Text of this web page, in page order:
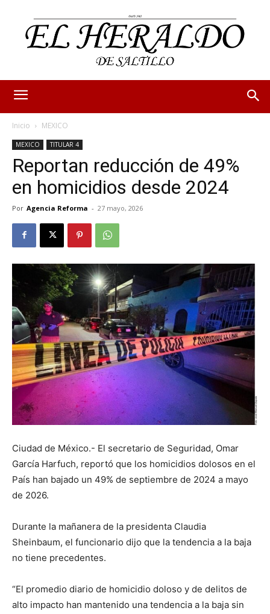
Inicio MEXICO
MEXICO TITULAR 4
Reportan reducción de 49%
en homicidios desde 2024
Por Agencia Reforma - 27 mayo, 2026
Ciudad de México.- El secretario de Seguridad, Omar
García Harfuch, reportó que los homicidios dolosos en el
País han bajado un 49% de septiembre de 2024 a mayo
de 2026.
Durante la mañanera de la presidenta Claudia
Sheinbaum, el funcionario dijo que la tendencia a la baja
no tiene precedentes.
“El promedio diario de homicidio doloso y de delitos de
alto impacto han mantenido una tendencia a la baja sin